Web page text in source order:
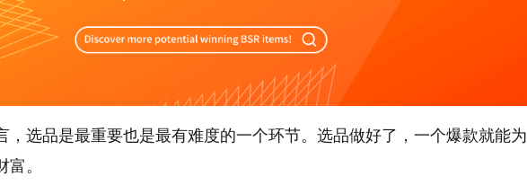
，选品是最重要也是最有难度的一个环节。选品做好了，一个爆款就能为
。